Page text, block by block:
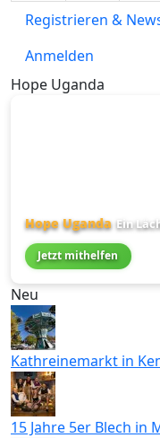
Registrieren &
Anmelden
Hope Uganda
Hope Uganda Ein
Jetzt mithelfen
Neu
Kathreinemarkt in
15 Jahre 5er Blech in